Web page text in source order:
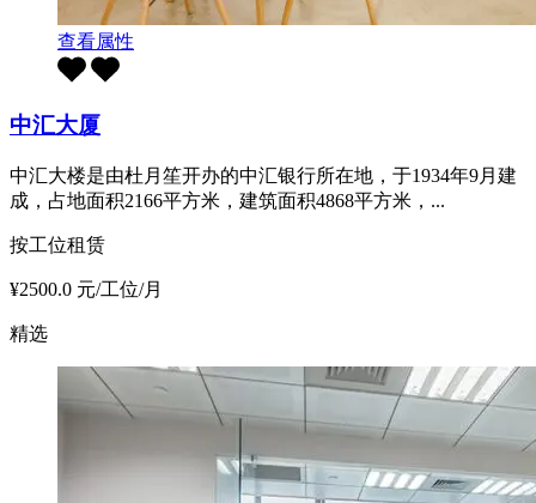
查看属性
中汇大厦
中汇大楼是由杜月笙开办的中汇银行所在地，于1934年9月建
成，占地面积2166平方米，建筑面积4868平方米，...
按工位租赁
¥2500.0 元/工位/月
精选